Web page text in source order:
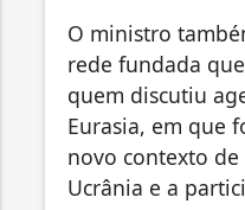
O ministro
rede fundada
quem discutiu
Eurasia, em que
novo contexto
Ucrânia e a